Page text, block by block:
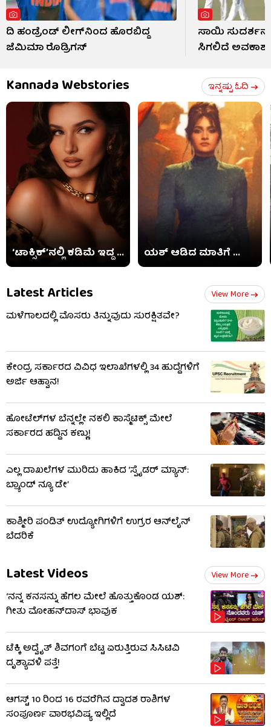
ದಿ ಹಂಡ್ರೆಂಡ್ ಲೀಗ್​ನಿಂದ ಹೊರಬಿದ್ದ
ಜೆಮಿಮಾ ರೊಡ್ರಿಗಸ್
ಸಾಯಿ
ಸಿಗಲಿದೆ
Kannada Webstories ಇನ್ನಷ್ಟು ಓದಿ
‘ಟಾಕ್ಸಿಕ್​’ನಲ್ಲಿ ಕಡಿಮೆ ಇದ್ದ ... ಯಶ್ ಆಡಿದ ಮಾತಿಗೆ ...
Latest Articles View More
ಮಳೆಗಾಲದಲ್ಲಿ ಮೊಸರು ತಿನ್ನುವುದು ಸುರಕ್ಷಿತವೇ?
ಕೇಂದ್ರ ಸರ್ಕಾರದ ವಿವಿಧ ಇಲಾಖೆಗಳಲ್ಲಿ 34 ಹುದ್ದೆಗಳಿಗೆ
ಅರ್ಜಿ ಆಹ್ವಾನ!
ಹೋಟೆಲ್‌ಗಳ ಬೆನ್ನಲ್ಲೇ ನಕಲಿ ಕಾಸ್ಮೆಟಿಕ್ಸ್ ಮೇಲೆ
ಸರ್ಕಾರದ ಹದ್ದಿನ ಕಣ್ಣು!
ಎಲ್ಲ ದಾಖಲೆಗಳ ಮುರಿದು ಹಾಕಿದ ‘ಸ್ಪೈಡರ್ ಮ್ಯಾನ್:
ಬ್ರ್ಯಾಂಡ್ ನ್ಯೂ ಡೇ’
ಕಾಶ್ಮೀರಿ ಪಂಡಿತ್ ಉದ್ಯೋಗಿಗಳಿಗೆ ಉಗ್ರರ ಆನ್​ಲೈನ್
ಬೆದರಿಕೆ
Latest Videos View More
‘ನನ್ನ ಕನಸನ್ನು ಹೆಗಲ ಮೇಲೆ ಹೊತ್ತುಕೊಂಡ ಯಶ್:
ಗೀತು ಮೋಹನ್​​ದಾಸ್ ಭಾವುಕ
ಟೆಕ್ಕಿ ಅದ್ವೈತ್ ಶಿವಗಂಗೆ ಬೆಟ್ಟ ಏರುತ್ತಿರುವ ಸಿಸಿಟಿವಿ
ದೃಶ್ಯಾವಳಿ ಪತ್ತೆ!
ಆಗಸ್ಟ್ 10 ರಿಂದ 16 ರವರೆಗಿನ ದ್ವಾದಶ ರಾಶಿಗಳ
ಸಂಪೂರ್ಣ ವಾರಭವಿಷ್ಯ ಇಲ್ಲಿದೆ